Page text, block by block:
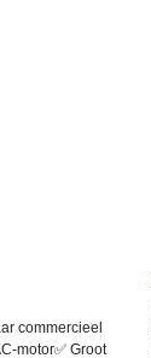
commercieel
motor✅ Groot